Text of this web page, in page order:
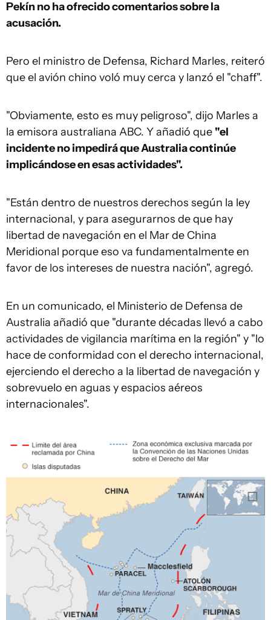
Pekín no ha ofrecido comentarios sobre la
acusación.
Pero el ministro de Defensa, Richard Marles, reiteró
que el avión chino voló muy cerca y lanzó el "chaff".
"Obviamente, esto es muy peligroso", dijo Marles a
la emisora australiana ABC. Y añadió que "el
incidente no impedirá que Australia continúe
implicándose en esas actividades".
"Están dentro de nuestros derechos según la ley
internacional, y para asegurarnos de que hay
libertad de navegación en el Mar de China
Meridional porque eso va fundamentalmente en
favor de los intereses de nuestra nación", agregó.
En un comunicado, el Ministerio de Defensa de
Australia añadió que "durante décadas llevó a cabo
actividades de vigilancia marítima en la región" y "lo
hace de conformidad con el derecho internacional,
ejerciendo el derecho a la libertad de navegación y
sobrevuelo en aguas y espacios aéreos
internacionales".